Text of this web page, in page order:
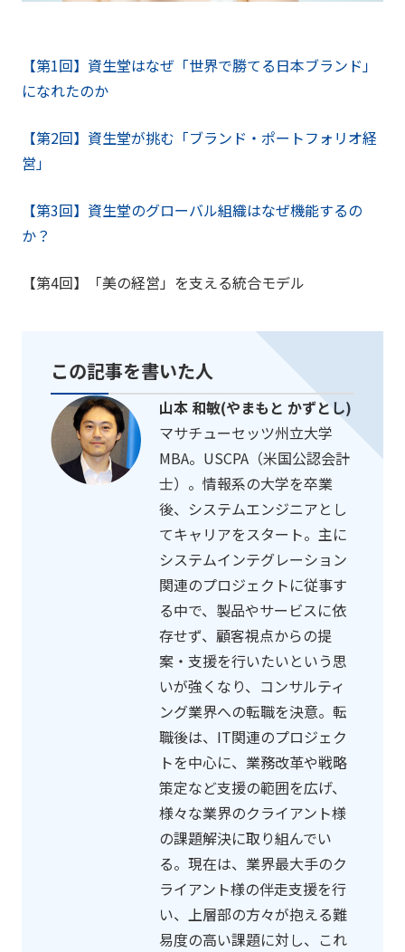
【第1回】資生堂はなぜ「世界で勝てる日本ブランド」
になれたのか
【第2回】資生堂が挑む「ブランド・ポートフォリオ経
営」
【第3回】資生堂のグローバル組織はなぜ機能するの
か？
【第4回】「美の経営」を支える統合モデル
この記事を書いた人
山本 和敏(やまもと かずとし)
マサチューセッツ州立大学
MBA。USCPA（米国公認会計
士）。情報系の大学を卒業
後、システムエンジニアとし
てキャリアをスタート。主に
システムインテグレーション
関連のプロジェクトに従事す
る中で、製品やサービスに依
存せず、顧客視点からの提
案・支援を行いたいという思
いが強くなり、コンサルティ
ング業界への転職を決意。転
職後は、IT関連のプロジェク
トを中心に、業務改革や戦略
策定など支援の範囲を広げ、
様々な業界のクライアント様
の課題解決に取り組んでい
る。現在は、業界最大手のク
ライアント様の伴走支援を行
い、上層部の方々が抱える難
易度の高い課題に対し、これ